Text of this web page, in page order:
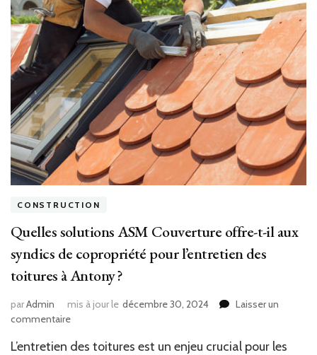
CONSTRUCTION
Quelles solutions ASM Couverture offre-t-il aux
syndics de copropriété pour l’entretien des
toitures à Antony ?
parAdmin mis à jour le décembre 30, 2024
Laisser un
commentairesur
solutions
L’entretien des toitures est un enjeu crucial pour les